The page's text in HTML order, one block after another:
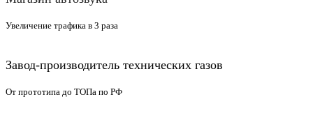
Увеличение трафика в 3 раза
Завод-производитель технических газов
От прототипа до ТОПа по РФ